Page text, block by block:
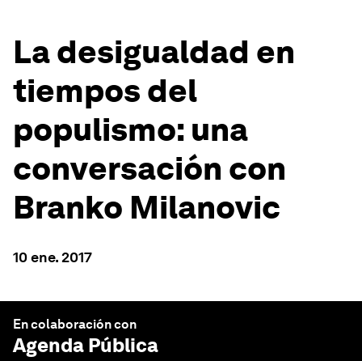
La desigualdad en
tiempos del
populismo: una
conversación con
Branko Milanovic
10 ene. 2017
En colaboración con
Agenda Pública